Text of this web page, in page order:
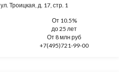
Троицкая, д. 17, стр. 1
От 10.5%
до 25 лет
От 8 млн руб
+7(495)721-99-00